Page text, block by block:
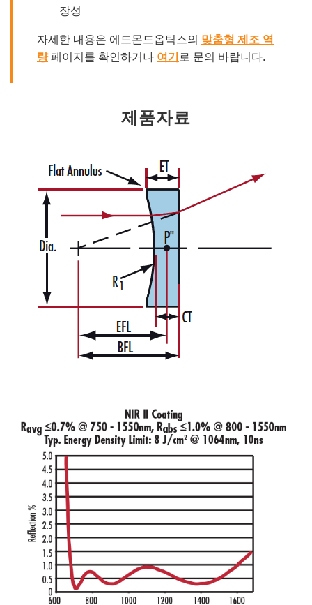
장성
자세한 내용은 에드몬드옵틱스의 맞춤형 제조 역
량페이지를 확인하거나 여기 로 문의 바랍니다.
제품자료